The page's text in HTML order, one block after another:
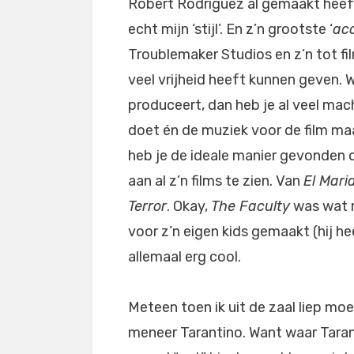
Robert Rodriguez al gemaakt
echt mijn ‘stijl’. En z’n grootste ‘
Troublemaker Studios en z’n tot
veel vrijheid heeft kunnen geven.
produceert, dan heb je al veel
doet én de muziek voor de film
heb je de ideale manier
aan al z’n films te zien. Van El
Terror. Okay, The Facultywas wat
voor z’n eigen kids gemaakt (hij
allemaal erg cool.
Meteen toen ik uit de zaal liep
meneer Tarantino. Want waar